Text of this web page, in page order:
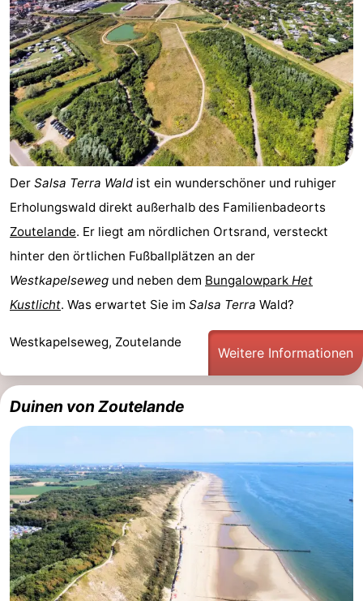
Der Salsa Terra Waldist ein wunderschöner und ruhiger
Erholungswald direkt außerhalb des Familienbadeorts
Zoutelande. Er liegt am nördlichen Ortsrand, versteckt
hinter den örtlichen Fußballplätzen an der
Westkapelseweg und neben dem Bungalowpark Het
Kustlicht. Was erwartet Sie im Salsa Terra Wald?
Westkapelseweg, Zoutelande
Weitere Informationen
Duinen von Zoutelande